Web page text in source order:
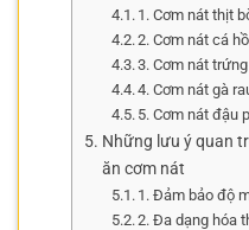
1. Cơm nát thịt
2. Cơm nát cá
3. Cơm nát
4. Cơm nát gà
5. Cơm nát đậu
Những lưu ý quan
ăn cơm nát
1. Đảm bảo độ
2. Đa dạng hóa